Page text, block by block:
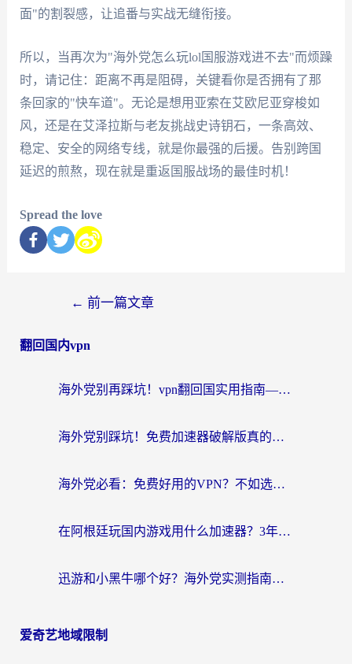
面"的割裂感，让追番与实战无缝衔接。
所以，当再次为"海外党怎么玩lol国服游戏进不去"而烦躁
时，请记住：距离不再是阻碍，关键看你是否拥有了那
条回家的"快车道"。无论是想用亚索在艾欧尼亚穿梭如
风，还是在艾泽拉斯与老友挑战史诗钥石，一条高效、
稳定、安全的网络专线，就是你最强的后援。告别跨国
延迟的煎熬，现在就是重返国服战场的最佳时机！
Spread the love
← 前一篇文章
翻回国内vpn
海外党别再踩坑！vpn翻回国实用指南——选对加速器，国内资源无缝用
海外党别踩坑！免费加速器破解版真的能用？教你无缝访问国内资源的正确姿势
海外党必看：免费好用的VPN？不如选对转国内加速器实现无缝追剧
在阿根廷玩国内游戏用什么加速器？3年海外党亲测实用指南
迅游和小黑牛哪个好？海外党实测指南，选对中国地址加速器才能无缝刷国内资源
爱奇艺地域限制